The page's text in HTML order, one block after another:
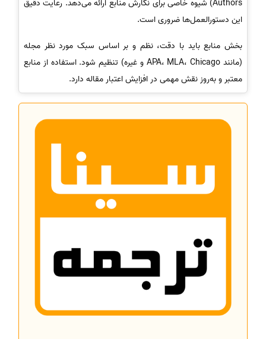
Authors) شیوه خاصی برای نگارش منابع ارائه می‌دهد. رعایت دقیق
این دستورالعمل‌ها ضروری است.
بخش منابع باید با دقت، نظم و بر اساس سبک مورد نظر مجله
(مانند APA، MLA، Chicago و غیره) تنظیم شود. استفاده از منابع
معتبر و به‌روز نقش مهمی در افزایش اعتبار مقاله دارد.